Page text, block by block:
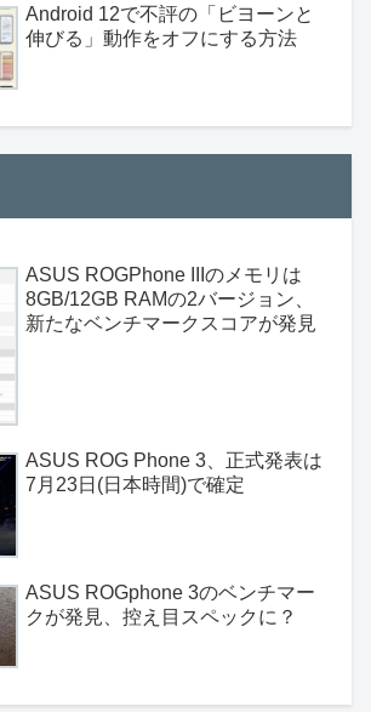
Android 12で不評の「ビヨーンと
伸びる」動作をオフにする方法
ASUS ROGPhone IIIのメモリは
8GB/12GB RAMの2バージョン、
新たなベンチマークスコアが発見
ASUS ROG Phone 3、正式発表は
7月23日(日本時間)で確定
ASUS ROGphone 3のベンチマー
クが発見、控え目スペックに？